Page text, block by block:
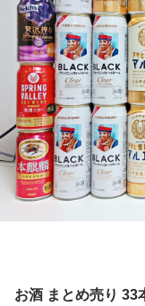
お酒 まとめ売り 33